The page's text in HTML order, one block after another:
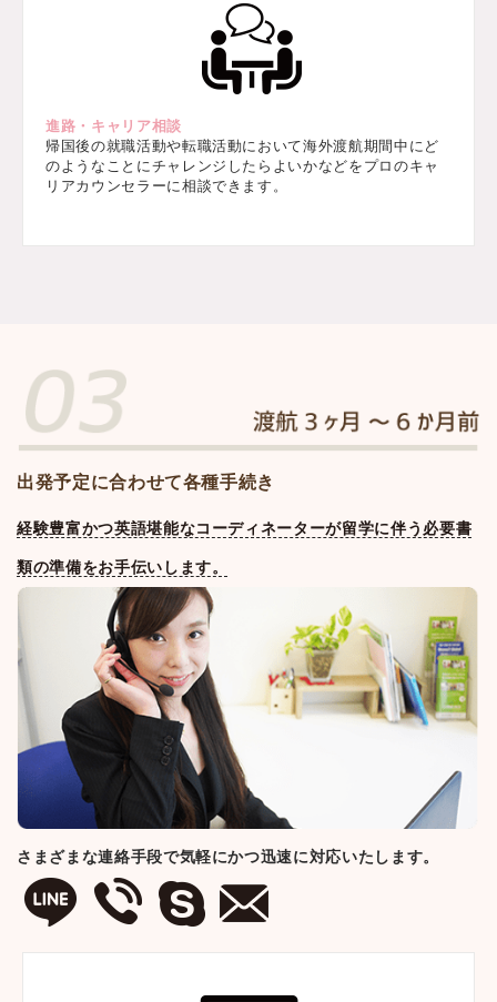
進路・キャリア相談
帰国後の就職活動や転職活動において海外渡航期間中にど
のようなことにチャレンジしたらよいかなどをプロのキャ
リアカウンセラーに相談できます。
出発予定に合わせて各種手続き
経験豊富かつ英語堪能なコーディネーターが留学に伴う必要書
類の準備をお手伝いします。
さまざまな連絡手段で気軽にかつ迅速に対応いたします。